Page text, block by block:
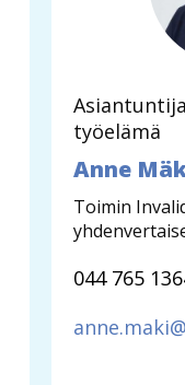
työelämä
Anne
Toimin
044 765